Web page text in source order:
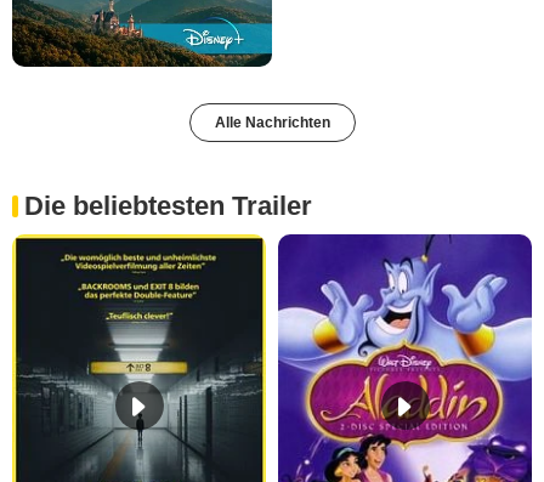
Alle Nachrichten
Die beliebtesten Trailer